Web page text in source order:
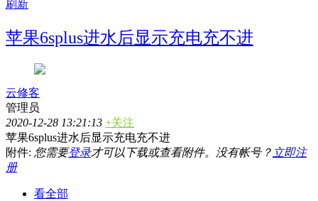
刷新
苹果6splus进水后显示充电充不进
云修客
管理员
2020-12-28 13:21:13 +关注
苹果6splus进水后显示充电充不进
附件: 您需要登录才可以下载或查看附件。没有帐号？ 立即注
册
看全部